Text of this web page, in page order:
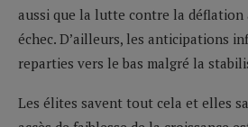
aussi que la lutte contre la déflation
échec. D’ailleurs, les anticipations
reparties vers le bas malgré la
Les élites savent tout cela et elles